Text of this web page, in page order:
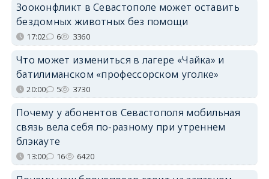
Зооконфликт в Севастополе может оставить
бездомных животных без помощи
17:02 6 3360
Что может измениться в лагере «Чайка» и
батилиманском «профессорском уголке»
20:00 5 3730
Почему у абонентов Севастополя мобильная
связь вела себя по-разному при утреннем
блэкауте
13:00 16 6420